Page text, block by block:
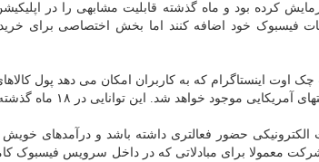
کرده بود و ماه گذشته قابلیت مشابهی را در
فیسبوک خود اضافه کنند اما بخش اختصاصی برای
اوت اینستاگرام که به کاربران امکان می دهد پول
شد. این توانایی در ۱۸ ماه گذشته برای بعضی از شرکای فیسبوک موجود بود.
حضور فعالتری داشته باشد و درآمدهای خویش
معمولا برای مبادلاتی که در داخل سرویس فیسبوک